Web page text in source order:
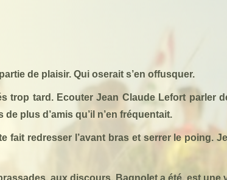
de plaisir. Qui oserait s’en offusquer.
trop tard. Ecouter Jean Claude Lefort parler
plus d’amis qu’il n’en fréquentait.
fait redresser l’avant bras et serrer le poing. Je